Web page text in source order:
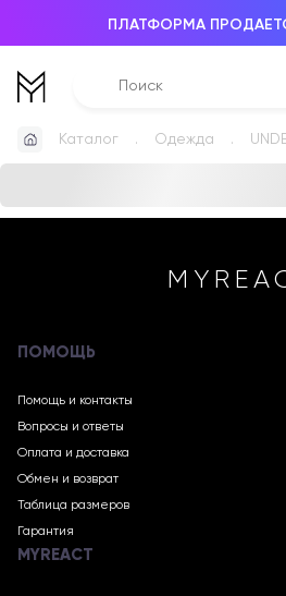
ПЛАТФОРМА
Каталог Одежда
ПОМОЩЬ
Помощь и контакты
Вопросы и ответы
Оплата и доставка
Обмен и возврат
Таблица размеров
Гарантия
MYREACT